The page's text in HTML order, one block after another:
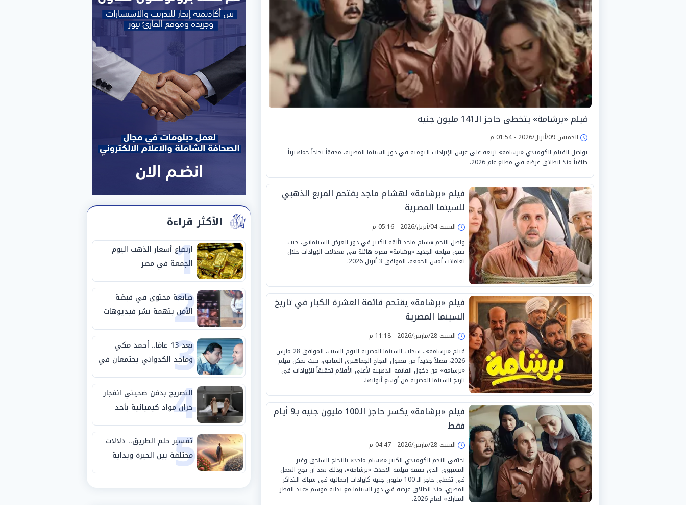
فيلم «برشامة» يتخطى حاجز الـ141 مليون جنيه
الخميس 09/أبريل/2026 - 01:54 م
يواصل الفيلم الكوميدي «برشامة» تربعه على عرش الإيرادات اليومية في دور السينما المصرية، محققاً نجاحاً جماهيرياً
طاغياً منذ انطلاق عرضه في مطلع عام 2026.
فيلم «برشامة» لهشام ماجد يقتحم المربع الذهبي
للسينما المصرية
السبت 04/أبريل/2026 - 05:16 م
واصل النجم هشام ماجد تألقه الكبير في دور العرض السينمائي، حيث
حقق فيلمه الجديد «برشامة» قفزة هائلة في معدلات الإيرادات خلال
تعاملات أمس الجمعة، الموافق 3 أبريل 2026.
فيلم «برشامة» يقتحم قائمة العشرة الكبار في تاريخ
السينما المصرية
السبت 28/مارس/2026 - 11:18 م
فيلم «برشامة».. سجلت السينما المصرية اليوم السبت، الموافق 28 مارس
2026، فصلاً جديداً من فصول النجاح الجماهيري الساحق، حيث تمكن فيلم
«برشامة» من دخول القائمة الذهبية لأعلى الأفلام تحقيقاً للإيرادات في
تاريخ السينما المصرية من أوسع أبوابها.
فيلم «برشامة» يكسر حاجز الـ100 مليون جنيه بـ9 أيام
فقط
السبت 28/مارس/2026 - 04:47 م
احتفى النجم الكوميدي الكبير «هشام ماجد» بالنجاح الساحق وغير
المسبوق الذي حققه فيلمه الأحدث «برشامة»، وذلك بعد أن نجح العمل
في تخطي حاجز الـ 100 مليون جنيه كإيرادات إجمالية في شباك التذاكر
المصري، منذ انطلاق عرضه في دور السينما مع بداية موسم «عيد الفطر
المبارك» لعام 2026.
الأكثر قراءة
1
ارتفاع أسعار الذهب اليوم
الجمعة في مصر
2
صانعة محتوى في قبضة
الأمن بتهمة نشر فيديوهات
خادشة للحياء
3 بعد 13 عامًا.. أحمد مكي
وماجد الكدواني يجتمعان في
«فرصة سعيدة»
4
التصريح بدفن ضحيتي انفجار
خزان مواد كيميائية بأحد
مصانع الفيوم
5
تفسير حلم الطريق.. دلالات
مختلفة بين الحيرة وبداية
مرحلة جديدة